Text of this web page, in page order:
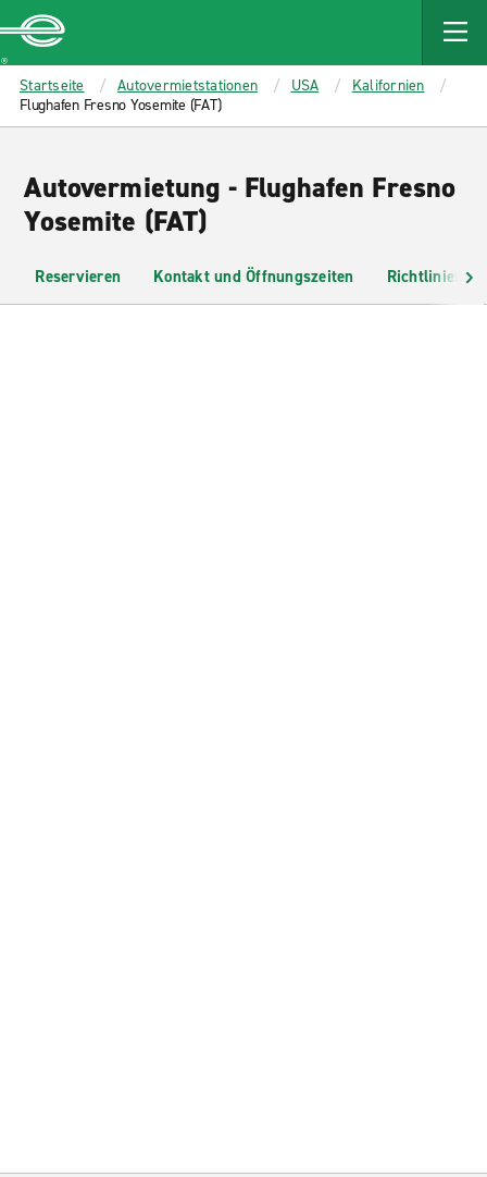
MAIN
CONTENT
Enterprise
Startseite Autovermietstationen USA
Kalifornien
Flughafen Fresno Yosemite (FAT)
Autovermietung - Flughafen Fresno
Yosemite (FAT)
Reservieren Kontakt und Öffnungszeiten Richtlinien